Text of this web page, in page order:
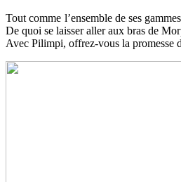
Tout comme l’ensemble de ses
De quoi se laisser aller aux bras de
Avec Pilimpi, offrez-vous la promesse